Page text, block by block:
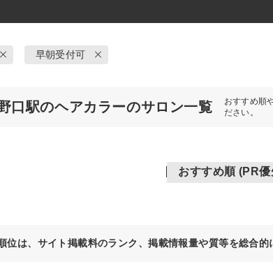
早朝受付可
口駅のヘアカラーのサロン一覧
おすすめ順
ださい。
おすすめ順 (PR
位は、サイト掲載料のランク、掲載情報量や質等を総合的